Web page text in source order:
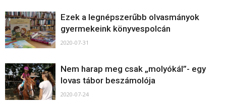
Ezek a legnépszerűbb olvasmányok
gyermekeink könyvespolcán
2020-07-31
Nem harap meg csak „molyókál”- egy
lovas tábor beszámolója
2020-07-24